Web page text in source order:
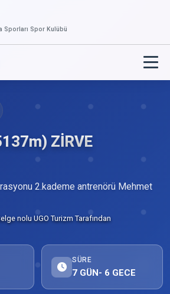
Sporları Spor Kulübü
ZİRVE
2.kademe antrenörü Mehmet
nolu UGO Turizm Tarafından
SÜRE
7 GÜN- 6 GECE